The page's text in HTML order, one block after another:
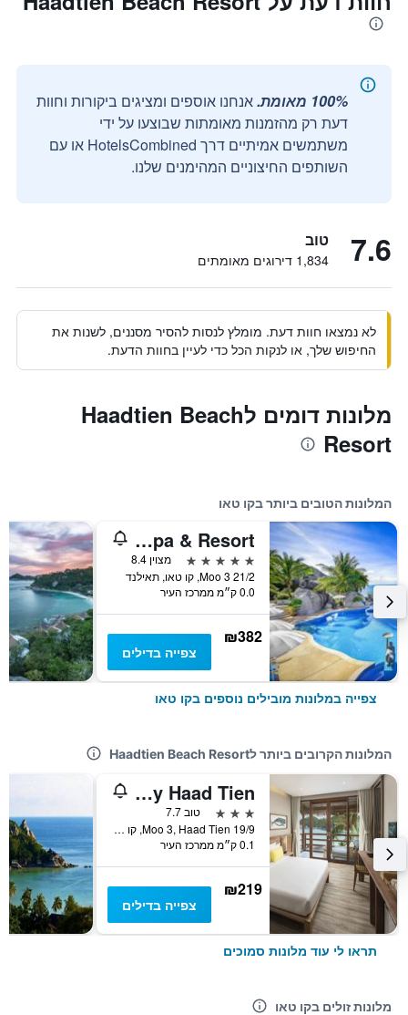
100% מאומת.
אנחנו אוספים ומציגים ביקורות וחוות
דעת רק מהזמנות מאומתות שבוצעו על ידי
משתמשים אמיתיים דרך HotelsCombined או עם
השותפים החיצוניים המהימנים שלנו.
7.6 טוב
1,834 דירוגים מאומתים
לא נמצאו חוות דעת. מומלץ לנסות להסיר מסננים, לשנות את
החיפוש שלך, או לנקות הכל כדי לעיין בחוות הדעת.
מלונות דומים לHaadtien Beach
Resort
המלונות הטובים ביותר בקו טאו
Jamahkiri Spa & Resort
5 כוכבים
מצוין 8.4
21/2 Moo 3, קו טאו, תאילנד
0.0 ק״מ ממרכז העיר
₪382
צפייה בדילים
צפייה במלונות מובילים נוספים בקו טאו
המלונות הקרובים ביותר לHaadtien Beach Resort
Beach Club by Haad Tien
3 כוכבים
טוב 7.7
19/9 Moo 3, Haad Tien, קו טאו, תאילנד
0.1 ק״מ ממרכז העיר
₪219
צפייה בדילים
תראו לי עוד מלונות סמוכים
מלונות זולים בקו טאו